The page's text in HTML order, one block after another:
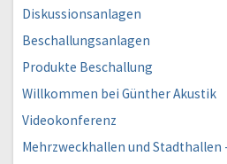
Diskussionsanlagen
Beschallungsanlagen
Produkte Beschallung
Willkommen bei Günther Akustik
Videokonferenz
Mehrzweckhallen und Stadthallen